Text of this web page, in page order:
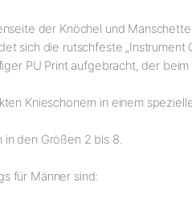
der Knöchel und
sich die rutschfeste
PU Print aufgebracht, der
Knieschonern in einem
in den Größen 2 bis 8.
für Männer sind: